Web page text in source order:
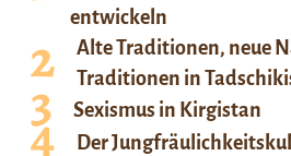
entwickeln
Alte Traditionen, neue
Traditionen in
Sexismus in Kirgistan
Der